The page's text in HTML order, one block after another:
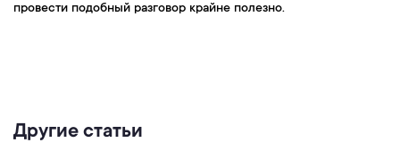
провести подобный разговор крайне полезно.
Другие статьи